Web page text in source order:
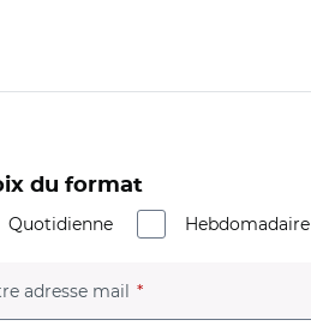
du format
Quotidienne
Hebdomadaire
adresse mail (champ obligatoire)